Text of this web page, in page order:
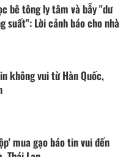
bê tông ly tâm và bẫy "dư
suất": Lời cảnh báo cho nhà
không vui từ Hàn Quốc,
mua gạo báo tin vui đến